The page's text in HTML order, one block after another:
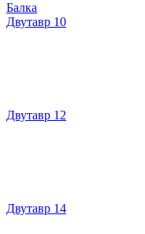
Балка
Двутавр 10
Двутавр 12
Двутавр 14